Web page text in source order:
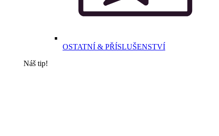
OSTATNÍ & PŘÍSLUŠENSTVÍ
Náš tip!